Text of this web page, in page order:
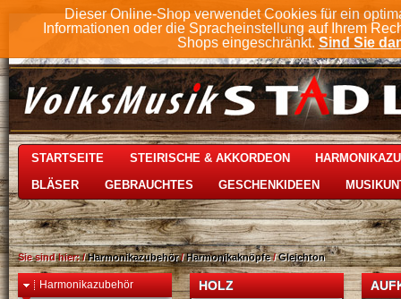
Dieser Online-Shop verwendet Cookies für ein
Informationen oder die Spracheinstellung auf Ihrem
Shops eingeschränkt. Sind Sie
STARTSEITE STEIRISCHE & AKKORDEON
BLÄSER GEBRAUCHTES GESCHENKIDEEN
Sie sind hier:/Harmonikazubehör/Harmonikaknöpfe/Gleichton
Harmonikazubehör
HOLZ